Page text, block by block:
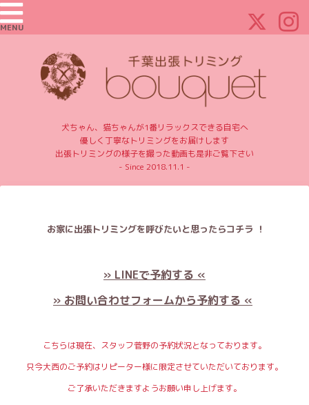
MENU
犬ちゃん、猫ちゃんが1番リラックスできる自宅へ
優しく丁寧なトリミングをお届けします
出張トリミングの様子を撮った動画も是非ご覧下さい
- Since 2018.11.1 -
お家に出張トリミングを呼びたいと思ったらコチラ ！
» LINEで予約する «
» お問い合わせフォームから予約する «
こちらは現在、スタッフ菅野の予約状況となっております。
只今大西のご予約はリピーター様に限定させていただいております。
ご了承いただきますようお願い申し上げます。